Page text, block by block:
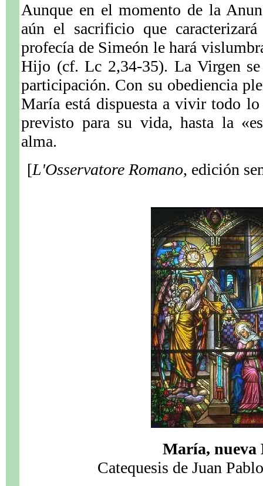
Aunque en el momento de la
aún el sacrificio que
profecía de Simeón le hará
Hijo (cf. Lc 2,34-35). La Virgen
participación. Con su obediencia
María está dispuesta a vivir todo
previsto para su vida, hasta la
alma.
[L'Osservatore Romano, edición
María, nueva
Catequesis de Juan